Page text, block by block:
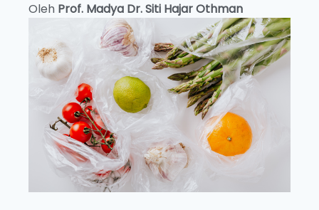
Oleh Prof. Madya Dr. Siti Hajar Othman